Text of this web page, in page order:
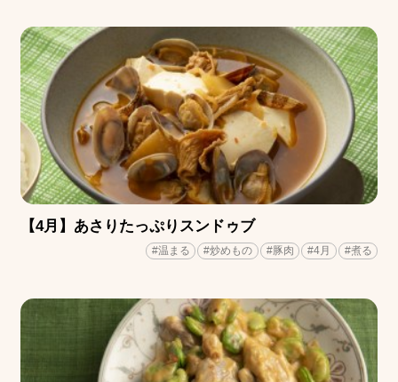
【4月】あさりたっぷりスンドゥブ
#温まる #炒めもの #豚肉 #4月 #煮る